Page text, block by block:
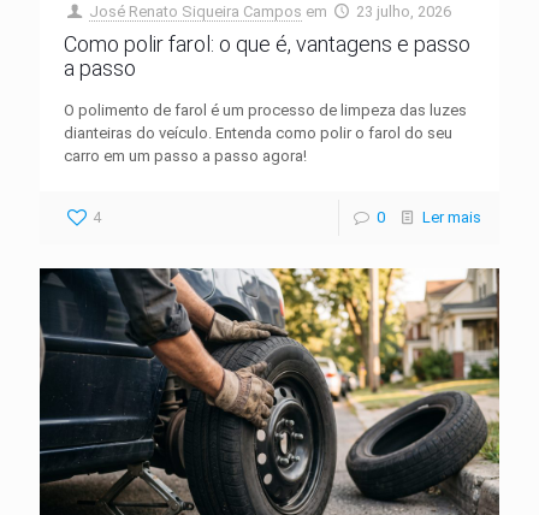
José Renato Siqueira Campos em 23 julho, 2026
Como polir farol: o que é, vantagens e passo
a passo
O polimento de farol é um processo de limpeza das luzes
dianteiras do veículo. Entenda como polir o farol do seu
carro em um passo a passo agora!
4 0 Ler mais